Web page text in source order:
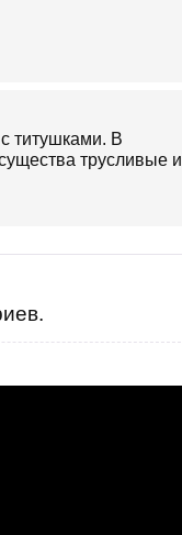
титушками. В
трусливые и